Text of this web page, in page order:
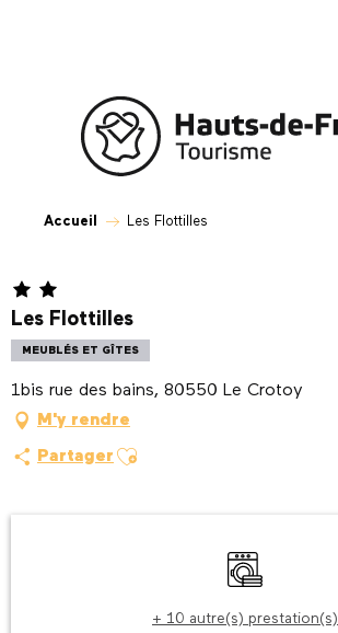
Accueil Les Flottilles
Les Flottilles
MEUBLÉS ET GÎTES
1bis rue des bains, 80550 Le Crotoy
M'y rendre
Partager Ajouter aux favoris
Lave linge
+ 10 autre(s) prestation(s)